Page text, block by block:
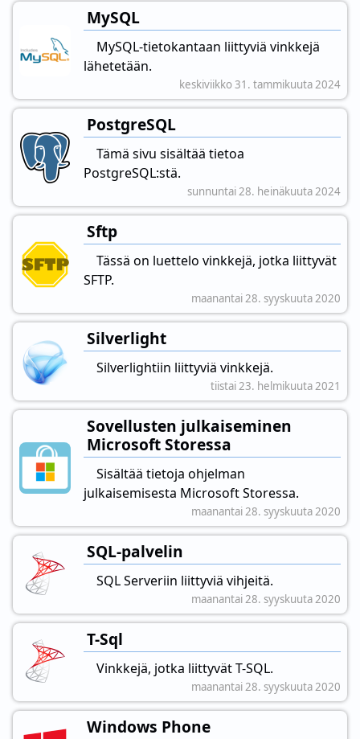
MySQL
MySQL-tietokantaan liittyviä vinkkejä
lähetetään.
keskiviikko 31. tammikuuta 2024
PostgreSQL
Tämä sivu sisältää tietoa
PostgreSQL:stä.
sunnuntai 28. heinäkuuta 2024
Sftp
Tässä on luettelo vinkkejä, jotka liittyvät
SFTP.
maanantai 28. syyskuuta 2020
Silverlight
Silverlightiin liittyviä vinkkejä.
tiistai 23. helmikuuta 2021
Sovellusten julkaiseminen
Microsoft Storessa
Sisältää tietoja ohjelman
julkaisemisesta Microsoft Storessa.
maanantai 28. syyskuuta 2020
SQL-palvelin
SQL Serveriin liittyviä vihjeitä.
maanantai 28. syyskuuta 2020
T-Sql
Vinkkejä, jotka liittyvät T-SQL.
maanantai 28. syyskuuta 2020
Windows Phone